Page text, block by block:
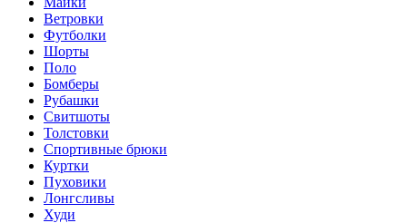
Ветровки
Футболки
Шорты
Поло
Бомберы
Рубашки
Свитшоты
Толстовки
Спортивные брюки
Куртки
Пуховики
Лонгсливы
Худи